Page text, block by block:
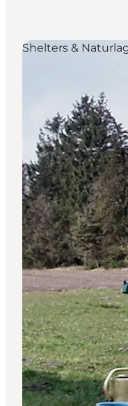
Shelters &